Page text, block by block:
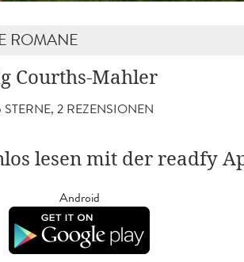
ROMANE
Courths-Mahler
STERNE, 2 REZENSIONEN
lesen mit der readfy
Android